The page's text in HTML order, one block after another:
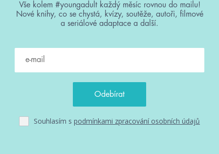
Vše kolem #youngadult každý měsíc rovnou do mailu!
Nové knihy, co se chystá, kvízy, soutěže, autoři, filmové
a seriálové adaptace a další.
Souhlasím s podmínkami zpracování osobních údajů